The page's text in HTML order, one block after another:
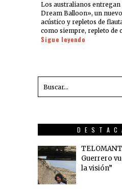
Los australianos entregan
Dream Balloon», un
acústico y repletos de
como siempre, repleto de
Sigue leyendo
Guerrero
la visión”